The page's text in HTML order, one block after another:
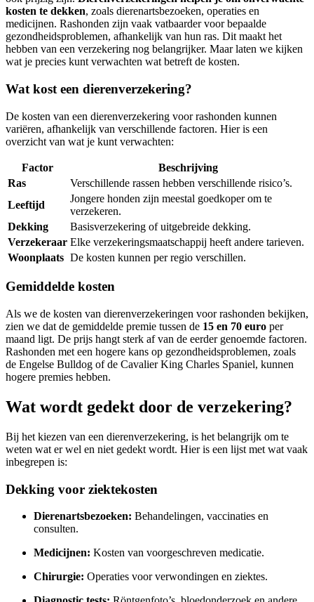
kosten te dekken, zoals dierenartsbezoeken, operaties en
medicijnen. Rashonden zijn vaak vatbaarder voor bepaalde
gezondheidsproblemen, afhankelijk van hun ras. Dit maakt het
hebben van een verzekering nog belangrijker. Maar laten we kijken
wat je precies kunt verwachten wat betreft de kosten.
Wat kost een dierenverzekering?
De kosten van een dierenverzekering voor rashonden kunnen
variëren, afhankelijk van verschillende factoren. Hier is een
overzicht van wat je kunt verwachten:
Factor
Beschrijving
Ras
Verschillende rassen hebben verschillende risico’s.
Leeftijd
Jongere honden zijn meestal goedkoper om te
verzekeren.
Dekking
Basisverzekering of uitgebreide dekking.
Verzekeraar Elke verzekeringsmaatschappij heeft andere tarieven.
Woonplaats De kosten kunnen per regio verschillen.
Gemiddelde kosten
Als we de kosten van dierenverzekeringen voor rashonden bekijken,
zien we dat de gemiddelde premie tussen de 15 en 70 euro per
maand ligt. De prijs hangt sterk af van de eerder genoemde factoren.
Rashonden met een hogere kans op gezondheidsproblemen, zoals
de Engelse Bulldog of de Cavalier King Charles Spaniel, kunnen
hogere premies hebben.
Wat wordt gedekt door de verzekering?
Bij het kiezen van een dierenverzekering, is het belangrijk om te
weten wat er wel en niet gedekt wordt. Hier is een lijst met wat vaak
inbegrepen is:
Dekking voor ziektekosten
Dierenartsbezoeken: Behandelingen, vaccinaties en
consulten.
Medicijnen: Kosten van voorgeschreven medicatie.
Chirurgie: Operaties voor verwondingen en ziektes.